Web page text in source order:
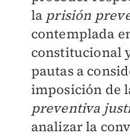
la prisión
contemplada
constitucional
pautas a
imposición de
preventiva
analizar la